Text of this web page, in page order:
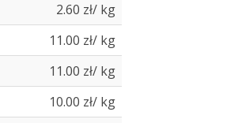
2.60 zł/ kg
11.00 zł/ kg
11.00 zł/ kg
10.00 zł/ kg